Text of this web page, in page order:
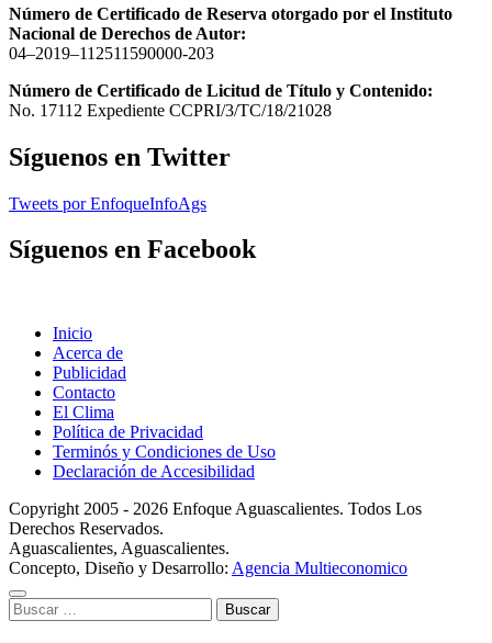
Número de Certificado de Reserva otorgado por el Instituto
Nacional de Derechos de Autor:
04–2019–112511590000-203
Número de Certificado de Licitud de Título y Contenido:
No. 17112 Expediente CCPRI/3/TC/18/21028
Síguenos en Twitter
Tweets por EnfoqueInfoAgs
Síguenos en Facebook
Inicio
Acerca de
Publicidad
Contacto
El Clima
Política de Privacidad
Terminós y Condiciones de Uso
Declaración de Accesibilidad
Copyright 2005 - 2026 Enfoque Aguascalientes. Todos Los
Derechos Reservados.
Aguascalientes, Aguascalientes.
Concepto, Diseño y Desarrollo: Agencia Multieconomico
Buscar: